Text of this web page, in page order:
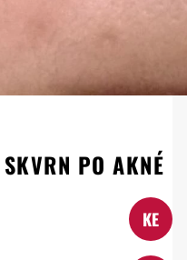
PO AKNÉ
KE